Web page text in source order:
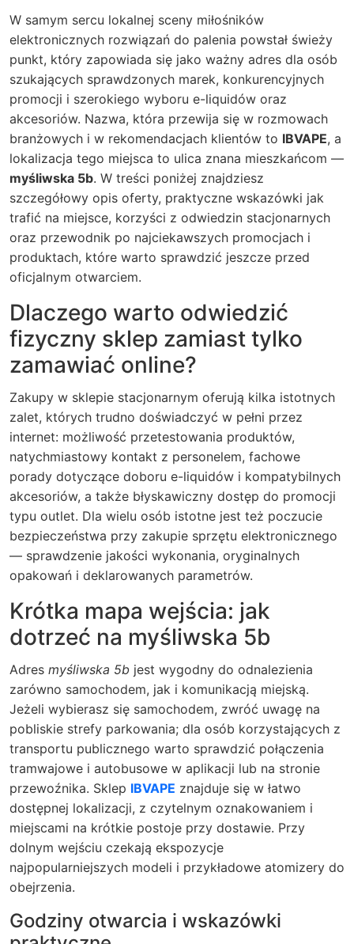
W samym sercu lokalnej sceny miłośników
elektronicznych rozwiązań do palenia powstał świeży
punkt, który zapowiada się jako ważny adres dla osób
szukających sprawdzonych marek, konkurencyjnych
promocji i szerokiego wyboru e-liquidów oraz
akcesoriów. Nazwa, która przewija się w rozmowach
branżowych i w rekomendacjach klientów to IBVAPE, a
lokalizacja tego miejsca to ulica znana mieszkańcom —
myśliwska 5b. W treści poniżej znajdziesz
szczegółowy opis oferty, praktyczne wskazówki jak
trafić na miejsce, korzyści z odwiedzin stacjonarnych
oraz przewodnik po najciekawszych promocjach i
produktach, które warto sprawdzić jeszcze przed
oficjalnym otwarciem.
Dlaczego warto odwiedzić
fizyczny sklep zamiast tylko
zamawiać online?
Zakupy w sklepie stacjonarnym oferują kilka istotnych
zalet, których trudno doświadczyć w pełni przez
internet: możliwość przetestowania produktów,
natychmiastowy kontakt z personelem, fachowe
porady dotyczące doboru e-liquidów i kompatybilnych
akcesoriów, a także błyskawiczny dostęp do promocji
typu outlet. Dla wielu osób istotne jest też poczucie
bezpieczeństwa przy zakupie sprzętu elektronicznego
— sprawdzenie jakości wykonania, oryginalnych
opakowań i deklarowanych parametrów.
Krótka mapa wejścia: jak
dotrzeć na myśliwska 5b
Adres myśliwska 5b jest wygodny do odnalezienia
zarówno samochodem, jak i komunikacją miejską.
Jeżeli wybierasz się samochodem, zwróć uwagę na
pobliskie strefy parkowania; dla osób korzystających z
transportu publicznego warto sprawdzić połączenia
tramwajowe i autobusowe w aplikacji lub na stronie
przewoźnika. Sklep IBVAPE znajduje się w łatwo
dostępnej lokalizacji, z czytelnym oznakowaniem i
miejscami na krótkie postoje przy dostawie. Przy
dolnym wejściu czekają ekspozycje
najpopularniejszych modeli i przykładowe atomizery do
obejrzenia.
Godziny otwarcia i wskazówki